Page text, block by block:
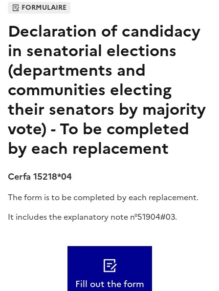
FORMULAIRE
Declaration of candidacy
in senatorial elections
(departments and
communities electing
their senators by majority
vote) - To be completed
by each replacement
Cerfa 15218*04
The form is to be completed by each replacement.
It includes the explanatory note n°51904#03.
Fill out the form